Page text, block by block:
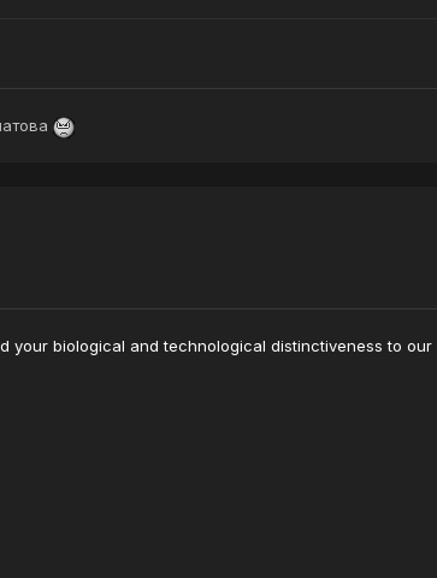
your biological and technological distinctiveness to